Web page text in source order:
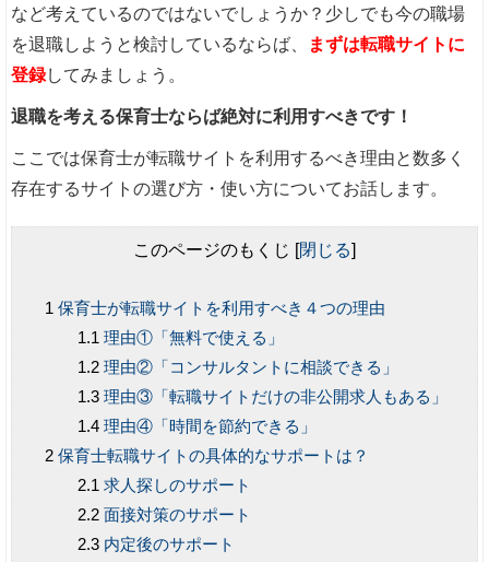
など考えているのではないでしょうか？少しでも今の職場
を退職しようと検討しているならば、
まずは転職サイトに
登録してみましょう。
退職を考える保育士ならば絶対に利用すべきです！
ここでは保育士が転職サイトを利用するべき理由と数多く
存在するサイトの選び方・使い方についてお話します。
このページのもくじ [閉じる]
保育士が転職サイトを利用すべき４つの理由
理由①「無料で使える」
理由②「コンサルタントに相談できる」
理由③「転職サイトだけの非公開求人もある」
理由④「時間を節約できる」
保育士転職サイトの具体的なサポートは？
求人探しのサポート
面接対策のサポート
内定後のサポート